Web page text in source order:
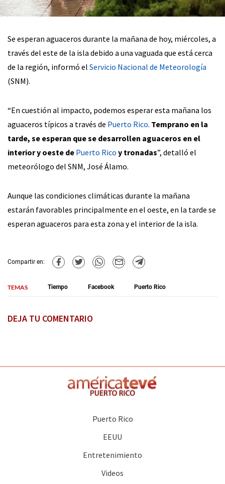
Se esperan aguaceros durante la mañana de hoy, miércoles, a
través del este de la isla debido a una vaguada que está cerca
de la región, informó el Servicio Nacional de Meteorología
(SNM).
“En cuestión al impacto, podemos esperar esta mañana los
aguaceros típicos a través de Puerto Rico. Temprano en la
tarde, se esperan que se desarrollen aguaceros en el
interior y oeste de Puerto Rico y tronadas”, detalló el
meteorólogo del SNM, José Álamo.
Aunque las condiciones climáticas durante la mañana
estarán favorables principalmente en el oeste, en la tarde se
esperan aguaceros para esta zona y el interior de la isla.
Compartir en:
TEMAS Tiempo Facebook Puerto Rico
DEJA TU COMENTARIO
Puerto Rico
EEUU
Entretenimiento
Videos